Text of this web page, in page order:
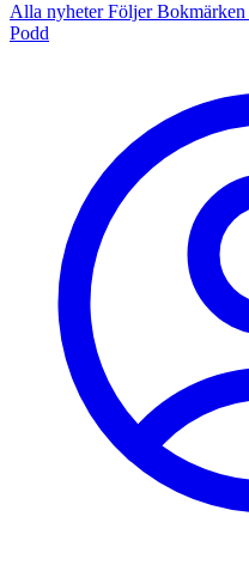
Alla nyheterFöljerBokmärken
Podd